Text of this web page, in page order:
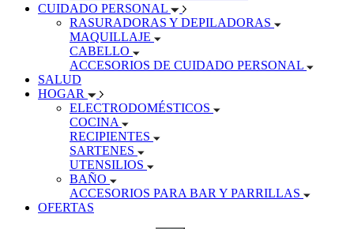
CUIDADO PERSONAL
RASURADORAS Y DEPILADORAS
MAQUILLAJE
CABELLO
ACCESORIOS DE CUIDADO PERSONAL
SALUD
HOGAR
ELECTRODOMÉSTICOS
COCINA
RECIPIENTES
SARTENES
UTENSILIOS
BAÑO
ACCESORIOS PARA BAR Y PARRILLAS
OFERTAS